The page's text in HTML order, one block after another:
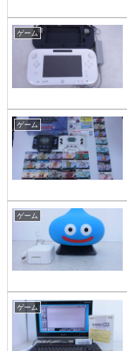
ゲーム
ゲーム
ゲーム
ゲーム